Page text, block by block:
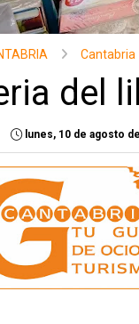
Cantabria
del
lunes, 10 de agosto